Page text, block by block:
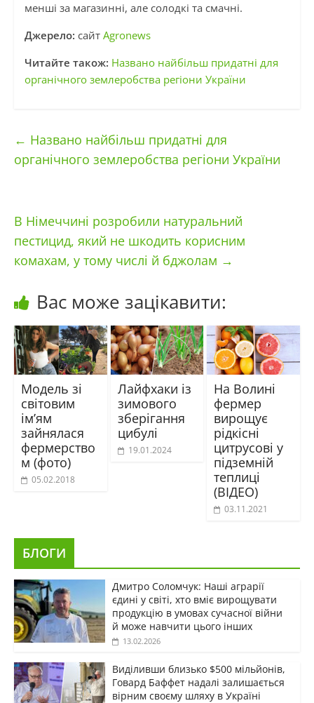
менші за магазинні, але солодкі та смачні.
Джерело: сайт Agronews
Читайте також: Названо найбільш придатні для
органічного землеробства регіони України
← Названо найбільш придатні для
органічного землеробства регіони України
В Німеччині розробили натуральний
пестицид, який не шкодить корисним
комахам, у тому числі й бджолам →
Вас може зацікавити:
Модель зі
світовим
ім’ям
зайнялася
фермерство
м (фото)
05.02.2018
Лайфхаки із
зимового
зберігання
цибулі
19.01.2024
На Волині
фермер
вирощує
рідкісні
цитрусові у
підземній
теплиці
(ВІДЕО)
03.11.2021
БЛОГИ
Дмитро Соломчук: Наші аграрії
єдині у світі, хто вміє вирощувати
продукцію в умовах сучасної війни
й може навчити цього інших
13.02.2026
Виділивши близько $500 мільйонів,
Говард Баффет надалі залишається
вірним своєму шляху в Україні